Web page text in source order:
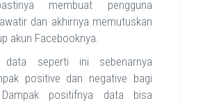
membuat pengguna
dan akhirnya memutuskan
akun Facebooknya.
data seperti ini sebenarnya
positive dan negative bagi
positifnya data bisa